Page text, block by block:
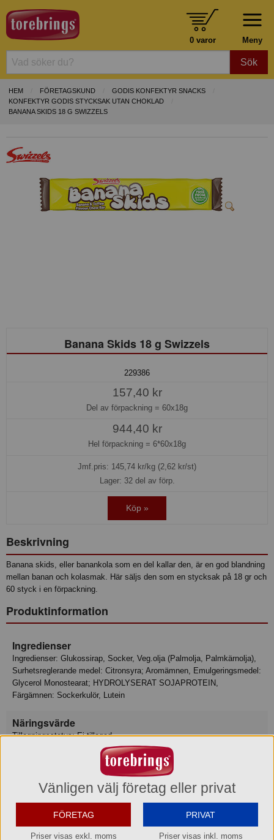
Meny
0 varor
Sök
HEM FÖRETAGSKUND
GODIS KONFEKTYR SNACKS
KONFEKTYR GODIS STYCKSAK UTAN CHOKLAD
BANANA SKIDS 18 G SWIZZELS
Banana Skids 18 g Swizzels
229386
157,40 kr
Del av förpackning = 60x18g
944,40 kr
Hel förpackning = 6*60x18g
Jmf.pris: 145,74 kr/kg (2,62 kr/st)
Lager: 32 del av förp.
Köp »
Beskrivning
Banana skids, eller banankola som en del kallar den, är en god blandning
mellan banan och kolasmak. Här säljs den som en stycksak på 18 gr och
60 styck i en förpackning.
Produktinformation
Ingredienser
Surhetsreglerande medel: Citronsyra; Aromämnen, Emulgeringsmedel:
Glycerol Monostearat; HYDROLYSERAT SOJAPROTEIN,
Färgämnen: Sockerkulör, Lutein
Näringsvärde
Tillagningsstatus: Ej tillagad
Basmängdeklaration: 100
Fett 6.2 g
varav mättat fett 4.1 g
Kolhydrat 87.9 g
Protein 0.4 g
Vänligen välj företag eller privat
FÖRETAG
Priser visas exkl. moms
PRIVAT
Priser visas inkl. moms